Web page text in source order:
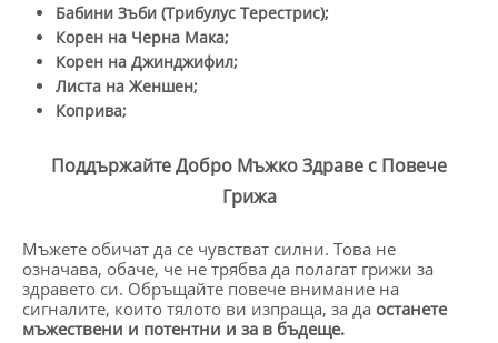
Бабини Зъби (Трибулус Терестрис);
Корен на Черна Мака;
Корен на Джинджифил;
Листа на Женшен;
Коприва;
Поддържайте Добро Мъжко Здраве с Повече
Грижа
Мъжете обичат да се чувстват силни. Това не
означава, обаче, че не трябва да полагат грижи за
здравето си. Обръщайте повече внимание на
сигналите, които тялото ви изпраща, за да останете
мъжествени и потентни и за в бъдеще.